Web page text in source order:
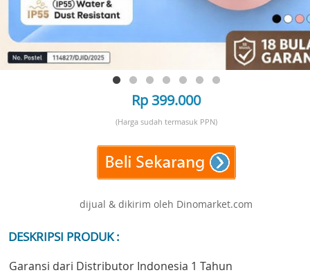
Rp 399.000
(Harga sudah termasuk PPN)
dijual & dikirim oleh Dinomarket.com
DESKRIPSI PRODUK :
Garansi dari Distributor Indonesia 1 Tahun